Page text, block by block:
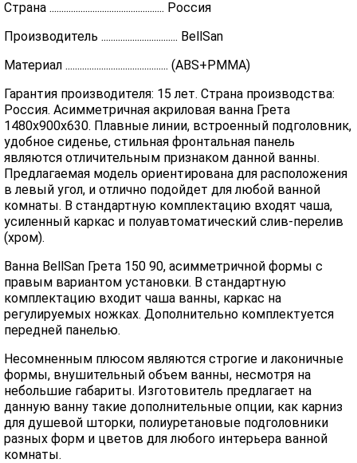
Страна ................................................ Россия
Производитель ................................ BellSan
Материал ........................................... (ABS+PMMA)
Гарантия производителя: 15 лет. Страна производства:
Россия. Асимметричная акриловая ванна Грета
1480x900x630. Плавные линии, встроенный подголовник,
удобное сиденье, стильная фронтальная панель
являются отличительным признаком данной ванны.
Предлагаемая модель ориентирована для расположения
в левый угол, и отлично подойдет для любой ванной
комнаты. В стандартную комплектацию входят чаша,
усиленный каркас и полуавтоматический слив-перелив
(хром).
Ванна BellSan Грета 150 90, асимметричной формы с
правым вариантом установки. В стандартную
комплектацию входит чаша ванны, каркас на
регулируемых ножках. Дополнительно комплектуется
передней панелью.
Несомненным плюсом являются строгие и лаконичные
формы, внушительный объем ванны, несмотря на
небольшие габариты. Изготовитель предлагает на
данную ванну такие дополнительные опции, как карниз
для душевой шторки, полиуретановые подголовники
разных форм и цветов для любого интерьера ванной
комнаты.